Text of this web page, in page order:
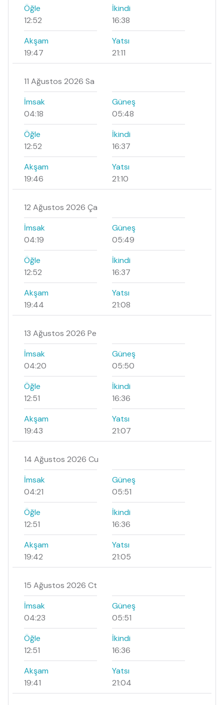
Öğle
12:52
İkindi
16:38
Akşam
19:47
Yatsı
21:11
11 Ağustos 2026 Sa
İmsak
04:18
Güneş
05:48
Öğle
12:52
İkindi
16:37
Akşam
19:46
Yatsı
21:10
12 Ağustos 2026 Ça
İmsak
04:19
Güneş
05:49
Öğle
12:52
İkindi
16:37
Akşam
19:44
Yatsı
21:08
13 Ağustos 2026 Pe
İmsak
04:20
Güneş
05:50
Öğle
12:51
İkindi
16:36
Akşam
19:43
Yatsı
21:07
14 Ağustos 2026 Cu
İmsak
04:21
Güneş
05:51
Öğle
12:51
İkindi
16:36
Akşam
19:42
Yatsı
21:05
15 Ağustos 2026 Ct
İmsak
04:23
Güneş
05:51
Öğle
12:51
İkindi
16:36
Akşam
19:41
Yatsı
21:04